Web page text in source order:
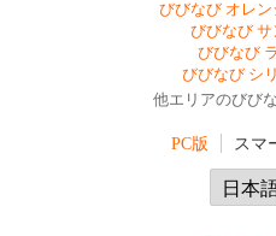
びびなび オレ
びびなび
びびなび
びびなび シ
他エリアのびび
PC版 スマ